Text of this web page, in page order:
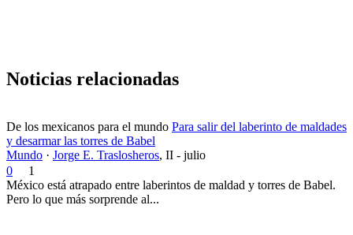
Noticias relacionadas
De los mexicanos para el mundo Para salir del laberinto de maldades
y desarmar las torres de Babel
Mundo · Jorge E. Traslosheros, II - julio
0
1
México está atrapado entre laberintos de maldad y torres de Babel.
Pero lo que más sorprende al...